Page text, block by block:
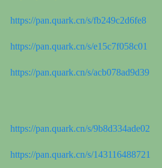
https://pan.quark.cn/s/fb249c2d6fe8
https://pan.quark.cn/s/e15c7f058c01
https://pan.quark.cn/s/acb078ad9d39
https://pan.quark.cn/s/9b8d334ade02
https://pan.quark.cn/s/143116488721